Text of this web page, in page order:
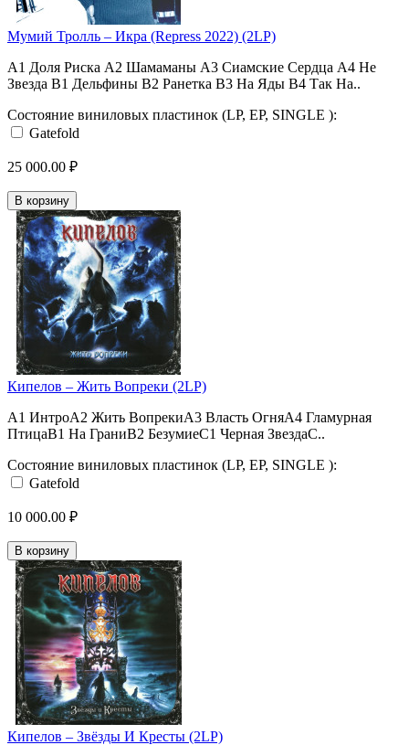
Мумий Тролль – Икра (Repress 2022) (2LP)
A1 Доля Риска A2 Шамаманы A3 Сиамские Сердца A4 Не
Звезда B1 Дельфины B2 Ранетка B3 На Яды B4 Так На..
Состояние виниловых пластинок (LP, EP, SINGLE ):
Gatefold
25 000.00 ₽
В корзину
Кипелов – Жить Вопреки (2LP)
A1 ИнтроA2 Жить ВопрекиA3 Власть ОгняA4 Гламурная
ПтицаB1 На ГраниB2 БезумиеC1 Черная ЗвездаC..
Состояние виниловых пластинок (LP, EP, SINGLE ):
Gatefold
10 000.00 ₽
В корзину
Кипелов – Звёзды И Кресты (2LP)